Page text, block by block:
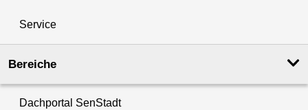
Service
Bereiche
Dachportal SenStadt